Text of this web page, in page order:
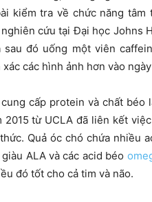
kiểm tra về chức năng
cứu tại Đại học Johns
đó uống một viên
các hình ảnh hơn vào
cấp protein và chất béo
2015 từ UCLA đã liên kết
Quả óc chó chứa nhiều
ALA và các acid béo
đó tốt cho cả tim và não.